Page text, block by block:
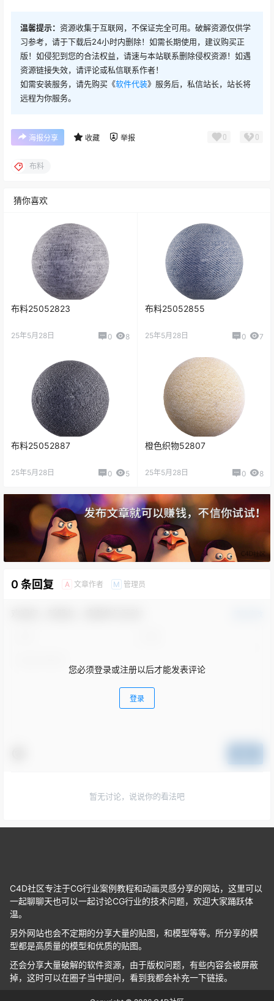
温馨提示： 资源收集于互联网，不保证完全可用。破解资源仅供学
习参考，请于下载后24小时内删除！如需长期使用，建议购买正
版！如侵犯到您的合法权益，请速与本站联系删除侵权资源！如遇
资源链接失效，请评论或私信联系作者！
如需安装服务，请先购买《软件代装》服务后，私信站长，站长将
远程为你服务。
海报分享 收藏 举报 0 0
布料
猜你喜欢
布料25052823
25年5月28日 0 8
布料25052855
25年5月28日 0 7
布料25052887
25年5月28日 0 5
橙色织物52807
25年5月28日 0 8
0 条回复 A 文章作者 M 管理员
您必须登录或注册以后才能发表评论
登录
暂无讨论，说说你的看法吧
C4D社区专注于CG行业案例教程和动画灵感分享的网站，这里可以
一起聊聊天也可以一起讨论CG行业的技术问题，欢迎大家踊跃体
温。
另外网站也会不定期的分享大量的贴图，和模型等等。所分享的模
型都是高质量的模型和优质的贴图。
还会分享大量破解的软件资源，由于版权问题，有些内容会被屏蔽
掉，这时可以在圈子当中提问，看到我都会补充一下链接。